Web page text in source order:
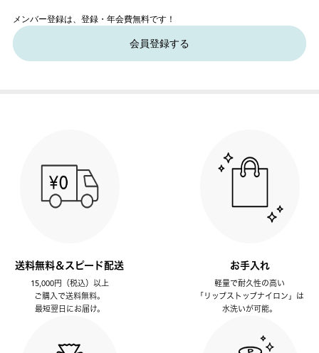
メンバー登録は、登録・年会費無料です！
会員登録する
送料無料＆スピード配送
15,000円（税込）以上
ご購入で送料無料。
最短翌日にお届け。
お手入れ
軽量で耐久性の高い
「リップストップナイロン」は
水洗いが可能。